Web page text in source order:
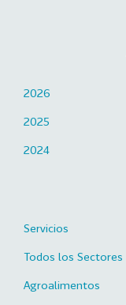
2026
2025
2024
Servicios
Todos los Sectores
Agroalimentos